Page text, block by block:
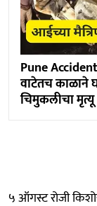
Pune
वाटेतच काळाने
चिमुकलीचा मृत्यू
५ ऑगस्ट रोजी